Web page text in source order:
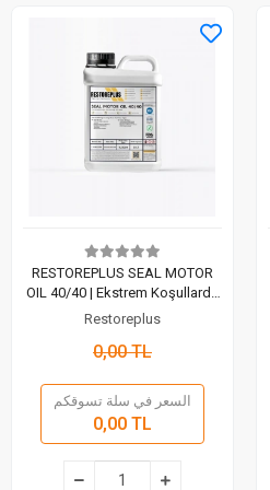
RESTOREPLUS SEAL MOTOR
OIL 40/40 | Ekstrem Koşullarda
Sarsılmaz Koruma ve Verimlilik
(5 Lt)
Restoreplus
0,00 TL
السعر في سلة تسوقكم
0,00 TL